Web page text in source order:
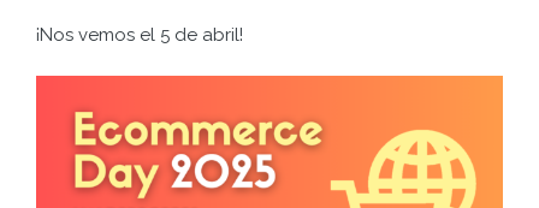
¡Nos vemos el 5 de abril!